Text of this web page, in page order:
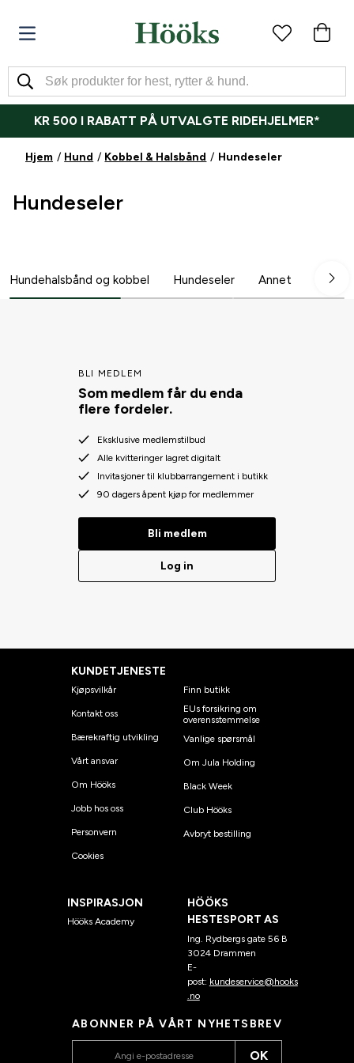
KR 500 I RABATT PÅ UTVALGTE RIDEHJELMER*
Hjem Hund Kobbel & Halsbånd Hundeseler
Hundeseler
Hundehalsbånd og kobbel Hundeseler Annet
BLI MEDLEM
Som medlem får du enda
flere fordeler.
Eksklusive medlemstilbud
Alle kvitteringer lagret digitalt
Invitasjoner til klubbarrangement i butikk
90 dagers åpent kjøp for medlemmer
Bli medlem
Log in
KUNDETJENESTE
Kjøpsvilkår
Kontakt oss
Bærekraftig utvikling
Vårt ansvar
Om Hööks
Jobb hos oss
Personvern
Cookies
Finn butikk
EUs forsikring om
overensstemmelse
Vanlige spørsmål
Om Jula Holding
Black Week
Club Hööks
Avbryt bestilling
INSPIRASJON
Hööks Academy
HÖÖKS
HESTESPORT AS
Ing. Rydbergs gate 56 B
3024 Drammen
E-
post: kundeservice@hooks
.no
ABONNER PÅ VÅRT NYHETSBREV
OK